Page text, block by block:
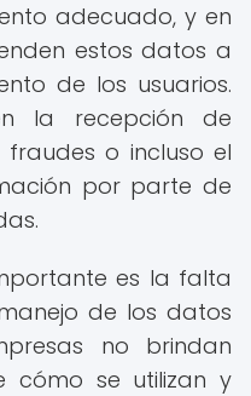
adecuado, y en
estos datos a
de los usuarios.
la recepción de
o incluso el
por parte de
es la falta
de los datos
no brindan
cómo se utilizan y